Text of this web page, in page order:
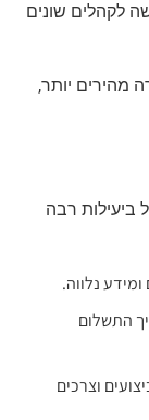
לקהלים שונים
מהירים יותר,
ביעילות רבה
נלווה.
התשלום
וצרכים